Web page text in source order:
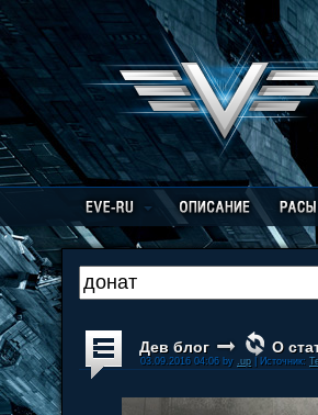
Дев блог О
03.09.2016 04:06 by .up| Источник: